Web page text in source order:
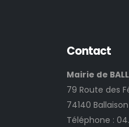
Contact
Mairie de
79 Route des
74140 Ballaison
Téléphone :